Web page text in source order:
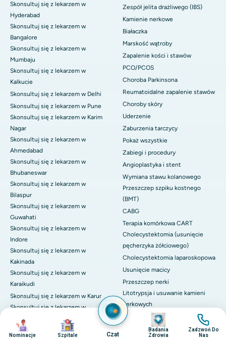
Obraz
Nominacje
Obraz
Szpitale Czat
Obraz
Badania
Zdrowia
Obraz
Zadzwoń Do
Nas
Skonsultuj się z lekarzem w
Hyderabad
Skonsultuj się z lekarzem w
Bangalore
Skonsultuj się z lekarzem w
Mumbaju
Skonsultuj się z lekarzem w
Kalkucie
Skonsultuj się z lekarzem w Delhi
Skonsultuj się z lekarzem w Pune
Skonsultuj się z lekarzem w Karim
Nagar
Skonsultuj się z lekarzem w
Ahmedabad
Skonsultuj się z lekarzem w
Bhubaneswar
Skonsultuj się z lekarzem w
Bilaspur
Skonsultuj się z lekarzem w
Guwahati
Skonsultuj się z lekarzem w
Indore
Skonsultuj się z lekarzem w
Kakinada
Skonsultuj się z lekarzem w
Karaikudi
Skonsultuj się z lekarzem w Karur
Skonsultuj się z lekarzem w
Lucknow
Skonsultuj się z lekarzem w
Zespół jelita drażliwego (IBS)
Kamienie nerkowe
Białaczka
Marskość wątroby
Zapalenie kości i stawów
PCO/PCOS
Choroba Parkinsona
Reumatoidalne zapalenie stawów
Choroby skóry
Uderzenie
Zaburzenia tarczycy
Pokaż wszystkie
Zabiegi i procedury
Angioplastyka i stent
Wymiana stawu kolanowego
Przeszczep szpiku kostnego
(BMT)
CABG
Terapia komórkowa CART
Cholecystektomia (usunięcie
pęcherzyka żółciowego)
Cholecystektomia laparoskopowa
Usunięcie macicy
Przeszczep nerki
Litotrypsja i usuwanie kamieni
nerkowych
Przeszczep wątroby
Przeszczep płuc